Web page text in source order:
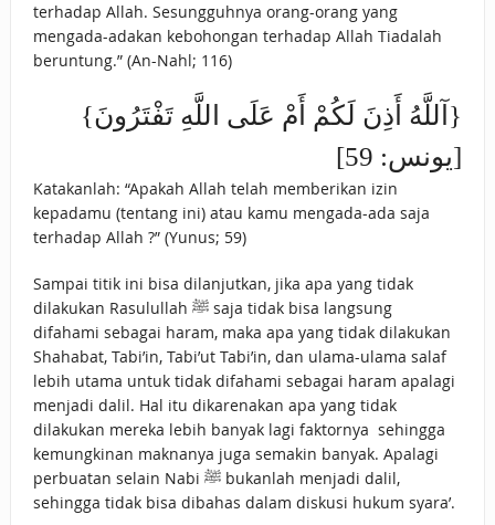
terhadap Allah. Sesungguhnya orang-orang yang
mengada-adakan kebohongan terhadap Allah Tiadalah
beruntung.” (An-Nahl; 116)
{آللَّهُ أَذِنَ لَكُمْ أَمْ عَلَى اللَّهِ تَفْتَرُونَ}
[يونس: 59]
Katakanlah: “Apakah Allah telah memberikan izin
kepadamu (tentang ini) atau kamu mengada-ada saja
terhadap Allah ?” (Yunus; 59)
Sampai titik ini bisa dilanjutkan, jika apa yang tidak
dilakukan Rasulullah ﷺ saja tidak bisa langsung
difahami sebagai haram, maka apa yang tidak dilakukan
Shahabat, Tabi’in, Tabi’ut Tabi’in, dan ulama-ulama salaf
lebih utama untuk tidak difahami sebagai haram apalagi
menjadi dalil. Hal itu dikarenakan apa yang tidak
dilakukan mereka lebih banyak lagi faktornya sehingga
kemungkinan maknanya juga semakin banyak. Apalagi
perbuatan selain Nabi ﷺ bukanlah menjadi dalil,
sehingga tidak bisa dibahas dalam diskusi hukum syara’.